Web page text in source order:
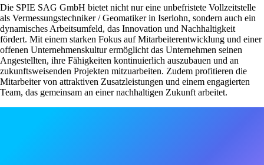
Die SPIE SAG GmbH bietet nicht nur eine unbefristete Vollzeitstelle
als Vermessungstechniker / Geomatiker in Iserlohn, sondern auch ein
dynamisches Arbeitsumfeld, das Innovation und Nachhaltigkeit
fördert. Mit einem starken Fokus auf Mitarbeiterentwicklung und einer
offenen Unternehmenskultur ermöglicht das Unternehmen seinen
Angestellten, ihre Fähigkeiten kontinuierlich auszubauen und an
zukunftsweisenden Projekten mitzuarbeiten. Zudem profitieren die
Mitarbeiter von attraktiven Zusatzleistungen und einem engagierten
Team, das gemeinsam an einer nachhaltigen Zukunft arbeitet.